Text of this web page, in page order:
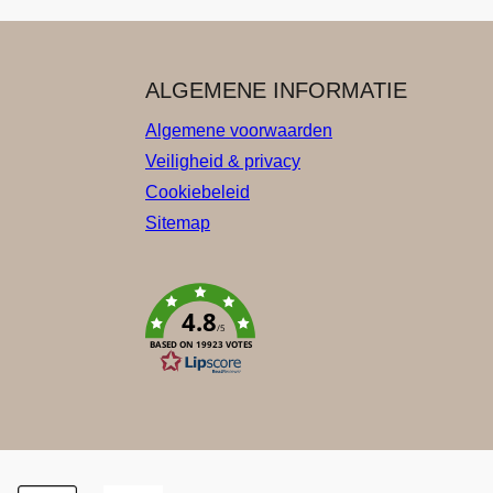
ALGEMENE INFORMATIE
Algemene voorwaarden
Veiligheid & privacy
Cookiebeleid
Sitemap
4.8/5
BASED ON 19923 VOTES